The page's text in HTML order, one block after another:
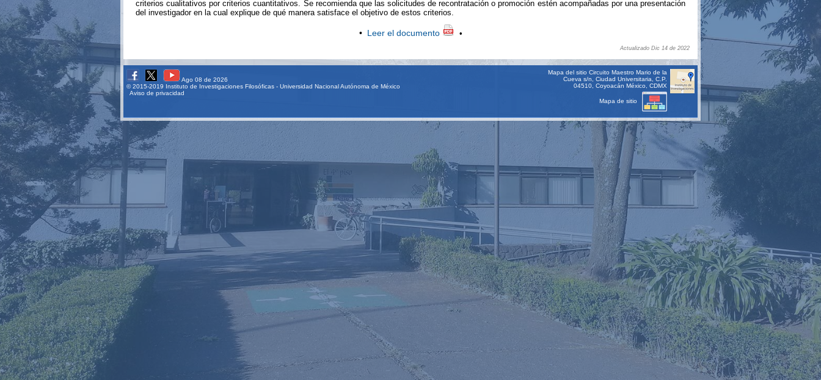
criterios cualitativos por criterios cuantitativos. Se recomienda que las solicitudes de recontratación o promoción estén acompañadas por una presentación
del investigador en la cual explique de qué manera satisface el objetivo de estos criterios.
• Leer el documento •
Actualizado Dic 14 de 2022
Ago 08 de 2026
© 2015-2019 Instituto de Investigaciones Filosóficas - Universidad Nacional Autónoma de México
Aviso de privacidad
Mapa del sitio Circuito Maestro Mario de la
Cueva s/n, Ciudad Universitaria, C.P.
04510, Coyoacán México, CDMX
Mapa de sitio